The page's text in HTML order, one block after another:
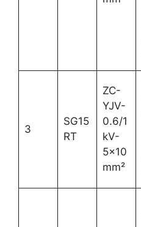
3
SG15
RT
ZC-
YJV-
0.6/1
kV-
5×10
mm²